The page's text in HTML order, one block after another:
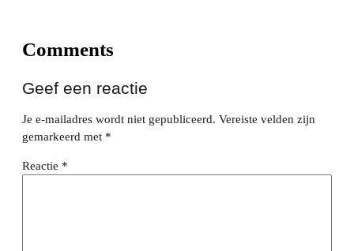
Comments
Geef een reactie
Je e-mailadres wordt niet gepubliceerd. Vereiste velden zijn
gemarkeerd met *
Reactie *